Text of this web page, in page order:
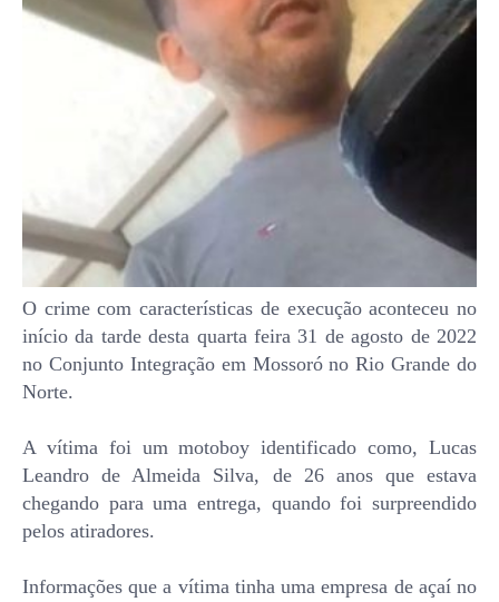
O crime com características de execução aconteceu no
início da tarde desta quarta feira 31 de agosto de 2022
no Conjunto Integração em Mossoró no Rio Grande do
Norte.
A vítima foi um motoboy identificado como, Lucas
Leandro de Almeida Silva, de 26 anos que estava
chegando para uma entrega, quando foi surpreendido
pelos atiradores.
Informações que a vítima tinha uma empresa de açaí no